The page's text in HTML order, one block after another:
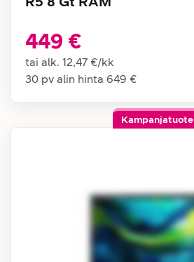
449 €
tai alk. 12,47 €/kk
30 pv alin hinta 649 €
Kampanjatuote